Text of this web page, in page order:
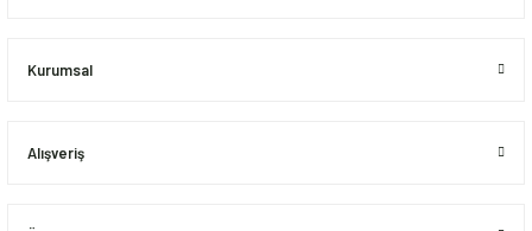
Kurumsal
Alışveriş